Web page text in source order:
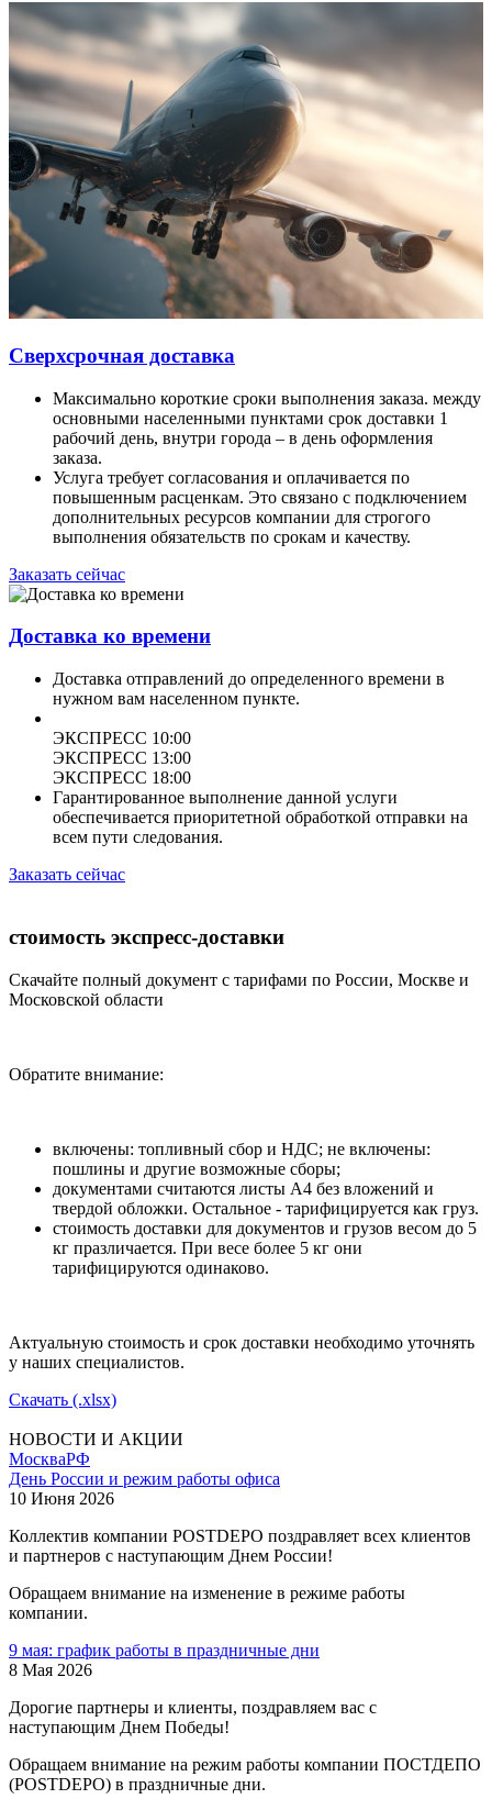
Сверхсрочная доставка
Максимально короткие сроки выполнения заказа. между
основными населенными пунктами срок доставки 1
рабочий день, внутри города – в день оформления
заказа.
Услуга требует согласования и оплачивается по
повышенным расценкам. Это связано с подключением
дополнительных ресурсов компании для строгого
выполнения обязательств по срокам и качеству.
Заказать сейчас
Доставка ко времени
Доставка отправлений до определенного времени в
нужном вам населенном пункте.
ЭКСПРЕСС 10:00
ЭКСПРЕСС 13:00
ЭКСПРЕСС 18:00
Гарантированное выполнение данной услуги
обеспечивается приоритетной обработкой отправки на
всем пути следования.
Заказать сейчас
стоимость экспресс-доставки
Скачайте полный документ с тарифами по России, Москве и
Московской области
Обратите внимание:
включены: топливный сбор и НДС; не включены:
пошлины и другие возможные сборы;
документами считаются листы А4 без вложений и
твердой обложки. Остальное - тарифицируется как груз.
стоимость доставки для документов и грузов весом до 5
кг празличается. При весе более 5 кг они
тарифицируются одинаково.
Актуальную стоимость и срок доставки необходимо уточнять
у наших специалистов.
Скачать (.xlsx)
НОВОСТИ И АКЦИИ
МоскваРФ
День России и режим работы офиса
10 Июня 2026
Коллектив компании POSTDEPO поздравляет всех клиентов
и партнеров с наступающим Днем России!
Обращаем внимание на изменение в режиме работы
компании.
9 мая: график работы в праздничные дни
8 Мая 2026
Дорогие партнеры и клиенты, поздравляем вас с
наступающим Днем Победы!
Обращаем внимание на режим работы компании ПОСТДЕПО
(POSTDEPO) в праздничные дни.